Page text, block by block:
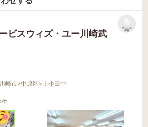
ビスウィズ・ユー川崎武
リストに
保存
川崎市>中原区>上小田中
生